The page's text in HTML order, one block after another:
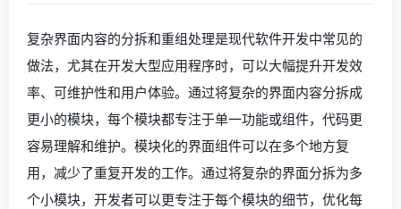
复杂界面内容的分拆和重组处理是现代软件开发中常见的
做法，尤其在开发大型应用程序时，可以大幅提升开发效
率、可维护性和用户体验。通过将复杂的界面内容分拆成
更小的模块，每个模块都专注于单一功能或组件，代码更
容易理解和维护。模块化的界面组件可以在多个地方复
用，减少了重复开发的工作。通过将复杂的界面分拆为多
个小模块，开发者可以更专注于每个模块的细节，优化每